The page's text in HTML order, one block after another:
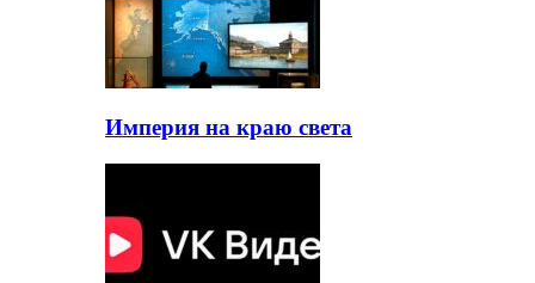
Империя на краю света